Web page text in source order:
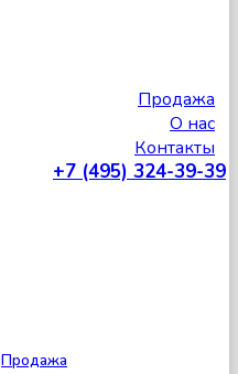
Продажа
О нас
Контакты
+7 (495) 324-39-39
Продажа